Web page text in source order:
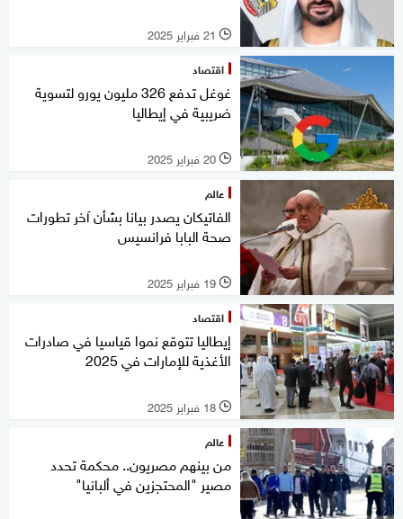
l 21 فبراير 2025
اقتصاد
غوغل تدفع 326 مليون يورو لتسوية
ضريبية في إيطاليا
l 20 فبراير 2025
عالم
الفاتيكان يصدر بيانا بشأن آخر تطورات
صحة البابا فرانسيس
l 19 فبراير 2025
اقتصاد
إيطاليا تتوقع نموا قياسيا في صادرات
الأغذية للإمارات في 2025
l 18 فبراير 2025
عالم
من بينهم مصريون.. محكمة تحدد
مصير "المحتجزين في ألبانيا"